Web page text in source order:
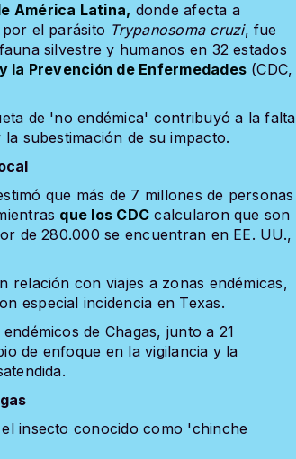
América Latina, donde afecta a
el parásito Trypanosoma cruzi, fue
silvestre y humanos en 32 estados
la Prevención de Enfermedades (CDC,
de 'no endémica' contribuyó a la falta
subestimación de su impacto.
que más de 7 millones de personas
que los CDC calcularon que son
de 280.000 se encuentran en EE. UU.,
relación con viajes a zonas endémicas,
especial incidencia en Texas.
de Chagas, junto a 21
de enfoque en la vigilancia y la
insecto conocido como 'chinche